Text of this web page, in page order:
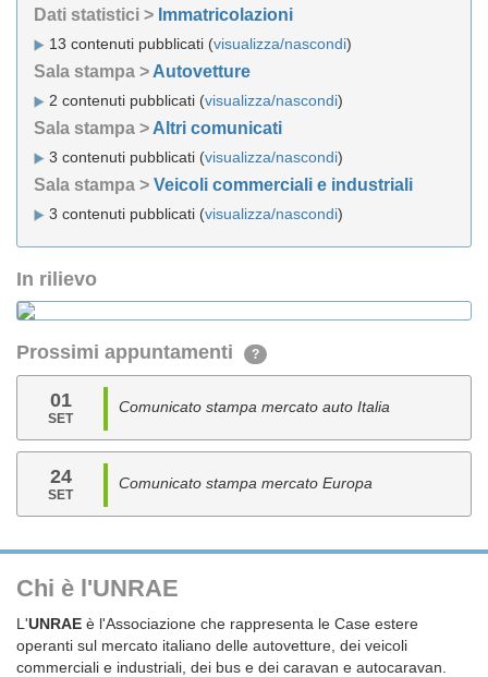
Dati statistici > Immatricolazioni
13 contenuti pubblicati (visualizza/nascondi)
Sala stampa > Autovetture
2 contenuti pubblicati (visualizza/nascondi)
Sala stampa > Altri comunicati
3 contenuti pubblicati (visualizza/nascondi)
Sala stampa > Veicoli commerciali e industriali
3 contenuti pubblicati (visualizza/nascondi)
In rilievo
Prossimi appuntamenti ?
01
SET
Comunicato stampa mercato auto Italia
24
SET
Comunicato stampa mercato Europa
Chi è l'UNRAE
L'UNRAE è l'Associazione che rappresenta le Case estere
operanti sul mercato italiano delle autovetture, dei veicoli
commerciali e industriali, dei bus e dei caravan e autocaravan.